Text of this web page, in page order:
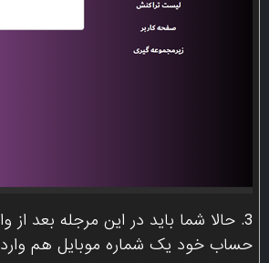
3. حالا شما باید در این مرجله بعد از
حساب خود یک شماره موبایل هم وارد